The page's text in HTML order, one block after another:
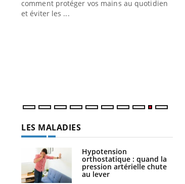
comment protéger vos mains au quotidien
et éviter les ...
LES MALADIES
Hypotension
orthostatique : quand la
pression artérielle chute
au lever